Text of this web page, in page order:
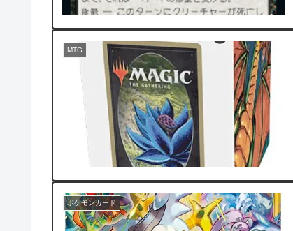
MTG
ポケモンカード